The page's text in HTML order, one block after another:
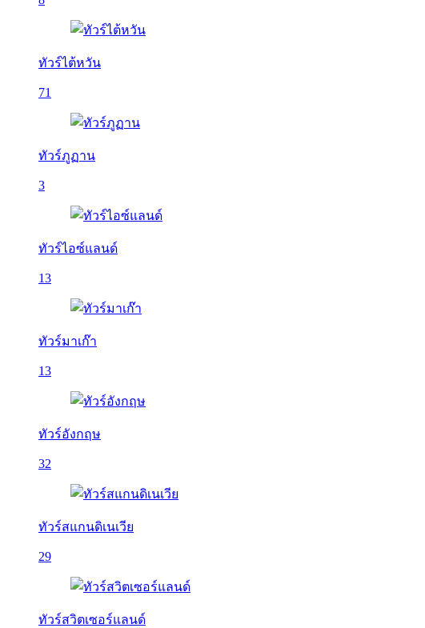
ทัวร์ไต้หวัน
71
ทัวร์ภูฏาน
3
ทัวร์ไอซ์แลนด์
13
ทัวร์มาเก๊า
13
ทัวร์อังกฤษ
32
ทัวร์สแกนดิเนเวีย
29
ทัวร์สวิตเซอร์แลนด์